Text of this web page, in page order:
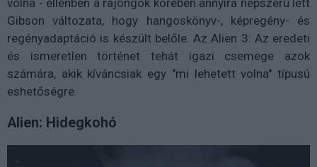
Gibson változata, hogy hangoskönyv-, képregény- és
regényadaptáció is készült belőle. Az Alien ​3: Az eredeti
és ismeretlen történet tehát igazi csemege azok
számára, akik kíváncsiak egy "mi lehetett volna" típusú
eshetőségre.
Alien: Hidegkohó